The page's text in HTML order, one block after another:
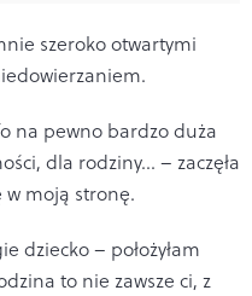
szeroko otwartymi
na pewno bardzo duża
dla rodziny... – zaczęła
w moją stronę.
dziecko – położyłam
to nie zawsze ci, z